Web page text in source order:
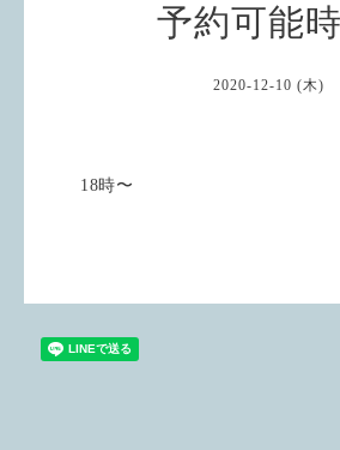
予約可能
2020-12-10 (木)
18時〜